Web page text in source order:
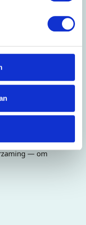
duurzame
groenere toekomst.
efficiënter en
zo
uit. De eisen
strenger, daarom
— om